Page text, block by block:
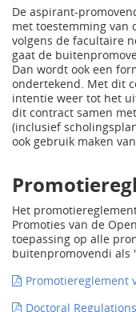
De aspirant-
met toestemming van
volgens de facultaire
gaat de
Dan wordt ook een
ondertekend. Met dit
intentie weer tot het
dit contract samen
(inclusief
ook gebruik maken
Het
Promoties van de
toepassing op alle
buitenpromovendi als
Promotiereglement
Doctoral